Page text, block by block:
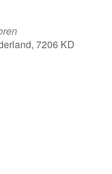
7206 KD